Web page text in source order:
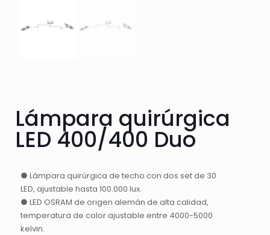
Lámpara quirúrgica
LED 400/400 Duo
● Lámpara quirúrgica de techo con dos set de 30
LED, ajustable hasta 100.000 lux.
● LED OSRAM de origen alemán de alta calidad,
temperatura de color ajustable entre 4000-5000
kelvin.